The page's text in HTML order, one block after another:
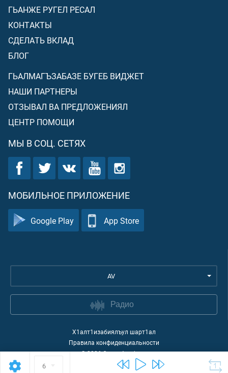
6
ГЬАНЖЕ РУГЕЛ РЕСАЛ
КОНТАКТЫ
СДЕЛАТЬ ВКЛАД
БЛОГ
ГЬАЛМАГЪЗАБАЗЕ БУГЕБ ВИДЖЕТ
НАШИ ПАРТНЕРЫ
ОТЗЫВАЛ ВА ПРЕДЛОЖЕНИЯЛ
ЦЕНТР ПОМОЩИ
МЫ В СОЦ. СЕТЯХ
МОБИЛЬНОЕ ПРИЛОЖЕНИЕ
Google Play App Store
AV
Радио
Х1алт1изабиялъул шарт1ал
Правила конфиденциальности
©2026Quran Academy